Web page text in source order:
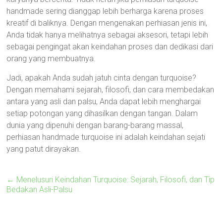
handmade sering dianggap lebih berharga karena proses
kreatif di baliknya. Dengan mengenakan perhiasan jenis ini,
Anda tidak hanya melihatnya sebagai aksesori, tetapi lebih
sebagai pengingat akan keindahan proses dan dedikasi dari
orang yang membuatnya.
Jadi, apakah Anda sudah jatuh cinta dengan turquoise?
Dengan memahami sejarah, filosofi, dan cara membedakan
antara yang asli dan palsu, Anda dapat lebih menghargai
setiap potongan yang dihasilkan dengan tangan. Dalam
dunia yang dipenuhi dengan barang-barang massal,
perhiasan handmade turquoise ini adalah keindahan sejati
yang patut dirayakan.
← Menelusuri Keindahan Turquoise: Sejarah, Filosofi, dan Tip
Bedakan Asli-Palsu